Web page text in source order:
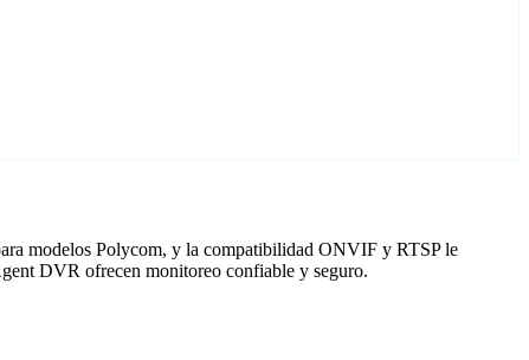
modelos Polycom, y la compatibilidad ONVIF y RTSP le
DVR ofrecen monitoreo confiable y seguro.